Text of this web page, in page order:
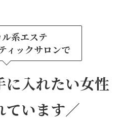
系エステ
ィックサロンで
に入れたい女性
ています／